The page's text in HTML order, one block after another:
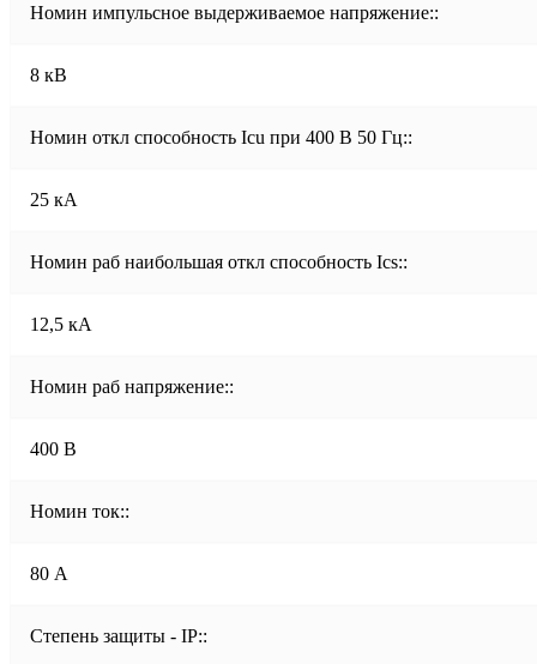
Номин импульсное выдерживаемое напряжение::
8 кВ
Номин откл способность Icu при 400 В 50 Гц::
25 кА
Номин раб наибольшая откл способность Ics::
12,5 кА
Номин раб напряжение::
400 В
Номин ток::
80 А
Степень защиты - IP::